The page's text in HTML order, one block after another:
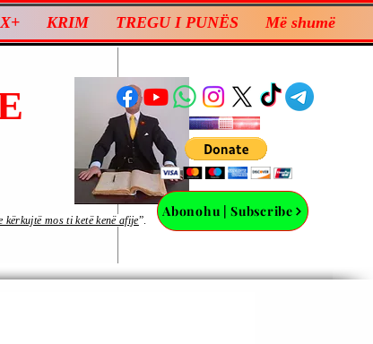
KRIM TREGU I PUNËS Më shumë
Abonohu | Subscribe
mos ti ketë kenë afije”.